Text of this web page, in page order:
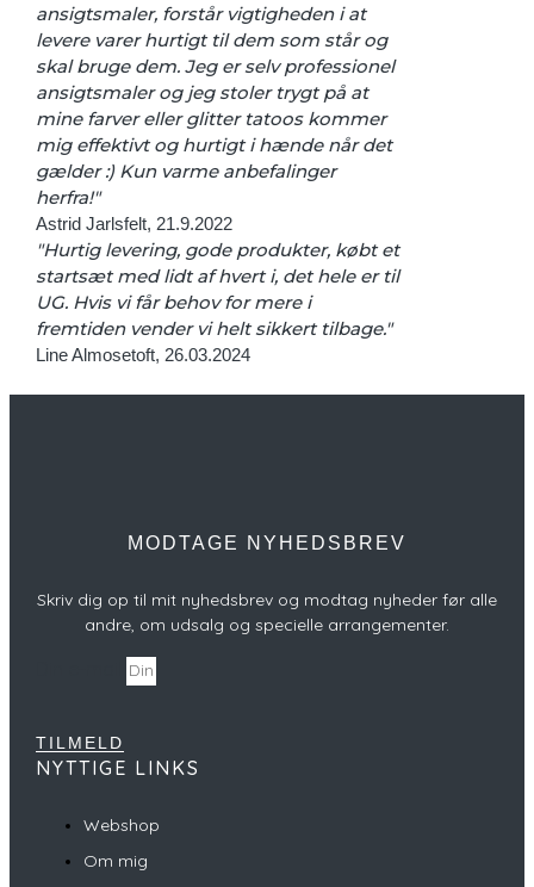
ansigtsmaler, forstår vigtigheden i at
levere varer hurtigt til dem som står og
skal bruge dem. Jeg er selv professionel
ansigtsmaler og jeg stoler trygt på at
mine farver eller glitter tatoos kommer
mig effektivt og hurtigt i hænde når det
gælder :) Kun varme anbefalinger
herfra!"
Astrid Jarlsfelt, 21.9.2022
"Hurtig levering, gode produkter, købt et
startsæt med lidt af hvert i, det hele er til
UG. Hvis vi får behov for mere i
fremtiden vender vi helt sikkert tilbage."
Line Almosetoft, 26.03.2024
MODTAGE NYHEDSBREV
Skriv dig op til mit nyhedsbrev og modtag nyheder før alle
andre, om udsalg og specielle arrangementer.
TILMELD
NYTTIGE LINKS
Webshop
Om mig